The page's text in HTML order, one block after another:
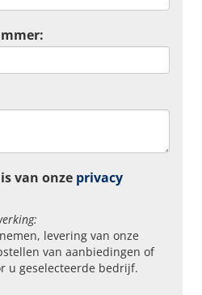
van onze privacy
levering van onze
van aanbiedingen of
u geselecteerde bedrijf.